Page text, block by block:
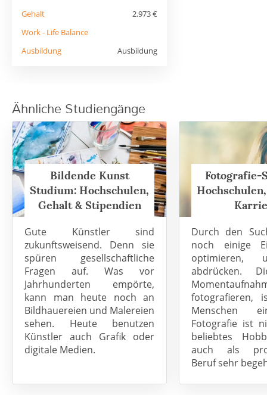
Gehalt
2.973 €
Work - Life Balance
Ausbildung
Ausbildung
Ähnliche Studiengänge
Bildende Kunst
Studium: Hochschulen,
Gehalt & Stipendien
Gute Künstler sind
zukunftsweisend. Denn sie
spüren gesellschaftliche
Fragen auf. Was vor
Jahrhunderten empörte,
kann man heute noch an
Bildhauereien und Malereien
sehen. Heute benutzen
Künstler auch Grafik oder
digitale Medien.
Fotografie-
Durch den
noch einige
optimieren,
abdrücken.
fotografieren,
Menschen
Fotografie ist
beliebtes
auch als
Beruf sehr